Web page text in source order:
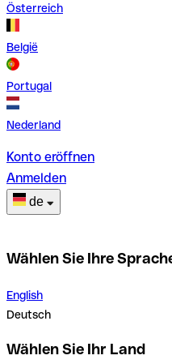
Österreich
België
Portugal
Nederland
Konto eröffnen
Anmelden
de
Wählen Sie Ihre
English
Deutsch
Wählen Sie Ihr Land